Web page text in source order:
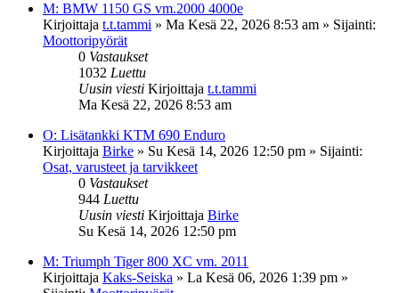
M: BMW 1150 GS vm.2000 4000e
Kirjoittaja t.t.tammi » Ma Kesä 22, 2026 8:53 am » Sijainti:
Moottoripyörät
0 Vastaukset
1032 Luettu
Uusin viesti Kirjoittaja t.t.tammi
Ma Kesä 22, 2026 8:53 am
O: Lisätankki KTM 690 Enduro
Kirjoittaja Birke » Su Kesä 14, 2026 12:50 pm » Sijainti:
Osat, varusteet ja tarvikkeet
0 Vastaukset
944 Luettu
Uusin viesti Kirjoittaja Birke
Su Kesä 14, 2026 12:50 pm
M: Triumph Tiger 800 XC vm. 2011
Kirjoittaja Kaks-Seiska » La Kesä 06, 2026 1:39 pm »